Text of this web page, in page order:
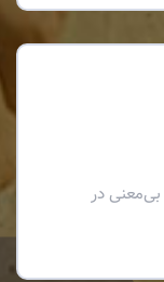
بی‌معنی در